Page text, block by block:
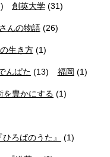
創英大学 (31)
んの物語(26)
生き方(1)
んぱた (13) 福岡 (1)
を豊かにする (1)
ろばのうた』 (1)